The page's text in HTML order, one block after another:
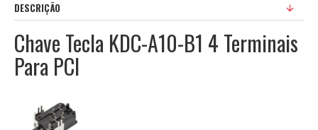
DESCRIÇÃO
Chave Tecla KDC-A10-B1 4 Terminais
Para PCI